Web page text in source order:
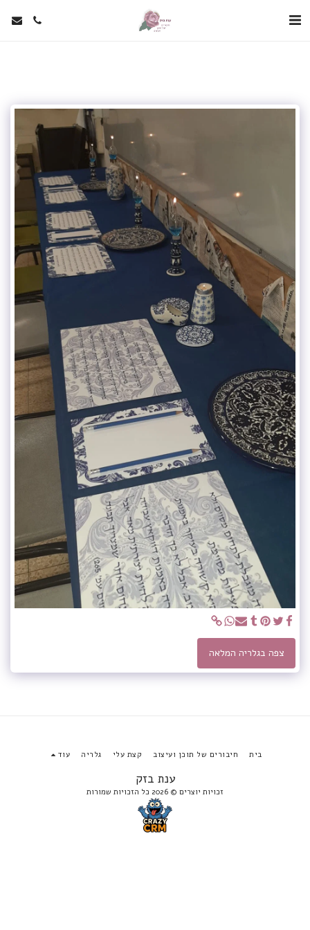
צפה בגלריה המלאה
ענת בזק
זכויות יוצרים © 2026 כל הזכויות שמורות
בית חיבורים של תוכן ועיצוב קצת עלי גלריה עוד